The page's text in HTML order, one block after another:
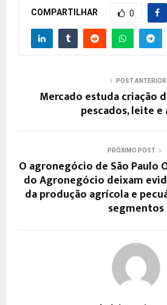
COMPARTILHAR 0
POST ANTERIOR
Mercado estuda criação
pescados, leite e
PRÓXIMO POST
O agronegócio de São Paulo
do Agronegócio deixam
da produção agrícola e
segmentos